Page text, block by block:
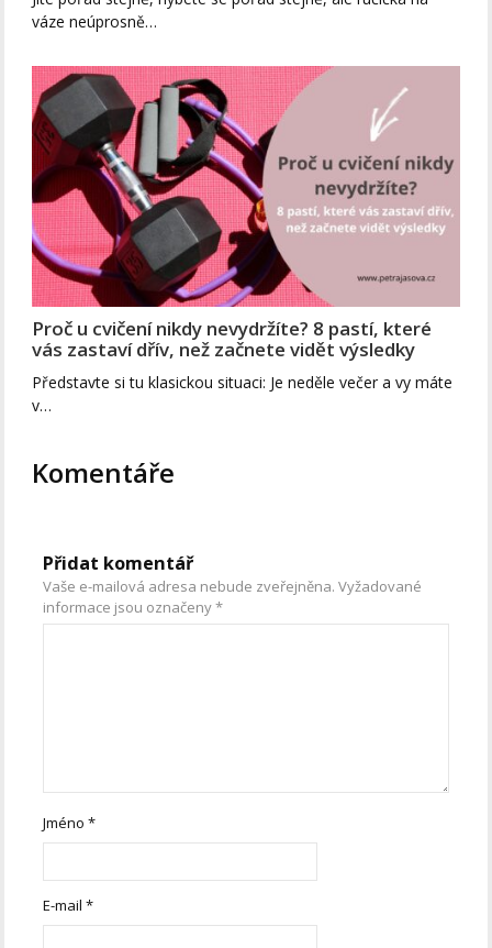
váze neúprosně…
Proč u cvičení nikdy nevydržíte? 8 pastí, které
vás zastaví dřív, než začnete vidět výsledky
Představte si tu klasickou situaci: Je neděle večer a vy máte
v…
Komentáře
Přidat komentář
Vaše e-mailová adresa nebude zveřejněna. Vyžadované
informace jsou označeny*
Jméno*
E-mail*